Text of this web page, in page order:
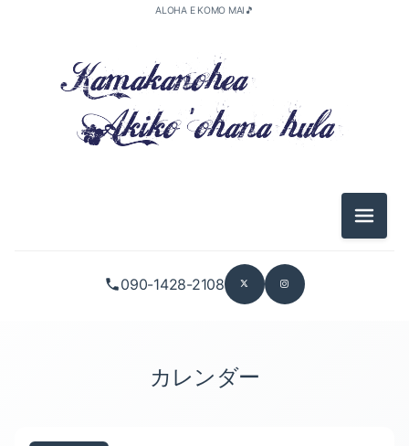
090-1428-2108
ALOHA E KOMO MAI🎵
メニュ
カレンダー